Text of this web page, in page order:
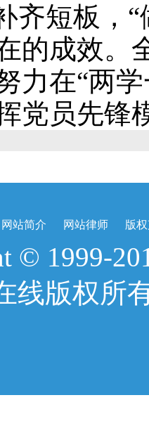
齐短板，
的成效。
力在“两
党员先锋
网站简介 网站律师 版
© 1999-
线版权所